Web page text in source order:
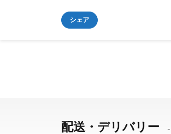
シェア
配送・デリバリー